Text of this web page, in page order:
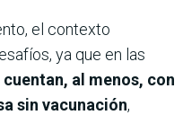
el contexto
ya que en las
al menos, con
sin vacunación,